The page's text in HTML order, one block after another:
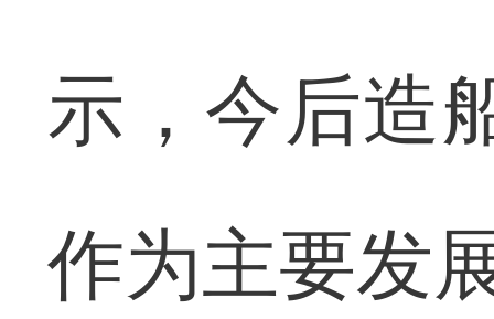
示，今后造
作为主要发